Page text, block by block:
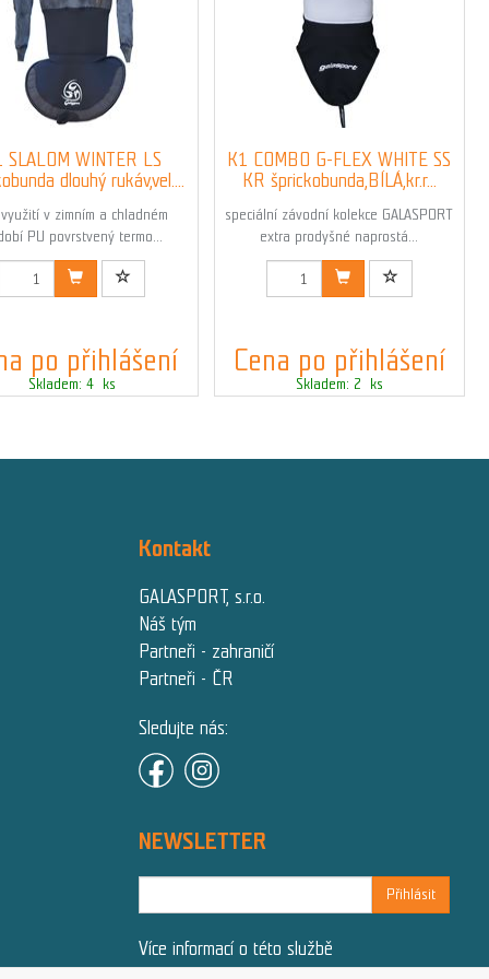
SLALOM WINTER LS
dlouhý rukáv,vel....
v zimním a chladném
PU povrstvený termo...
Kód: 03576_S_SALE
po přihlášení
Skladem: 4 ks
K1 COMBO G-FLEX WHITE SS
KR šprickobunda,BÍLÁ,kr.r...
speciální závodní kolekce GALASPORT
extra prodyšné naprostá...
Kód: 03690_S
Cena po přihlášení
Skladem: 2 ks
Kontakt
GALASPORT, s.r.o.
Náš tým
Partneři - zahraničí
Partneři - ČR
Sledujte nás:
NEWSLETTER
Přihlásit
Více informací o této službě